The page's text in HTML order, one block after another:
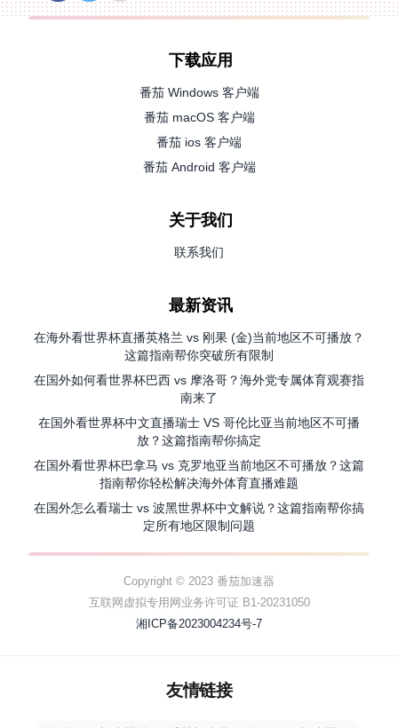
下载应用
番茄 Windows 客户端
番茄 macOS 客户端
番茄 ios 客户端
番茄 Android 客户端
关于我们
联系我们
最新资讯
在海外看世界杯直播英格兰 vs 刚果 (金)当前地区不可播放？
这篇指南帮你突破所有限制
在国外如何看世界杯巴西 vs 摩洛哥？海外党专属体育观赛指
南来了
在国外看世界杯中文直播瑞士 VS 哥伦比亚当前地区不可播
放？这篇指南帮你搞定
在国外看世界杯巴拿马 vs 克罗地亚当前地区不可播放？这篇
指南帮你轻松解决海外体育直播难题
在国外怎么看瑞士 vs 波黑世界杯中文解说？这篇指南帮你搞
定所有地区限制问题
Copyright © 2023 番茄加速器
互联网虚拟专用网业务许可证 B1-20231050
湘ICP备2023004234号-7
友情链接